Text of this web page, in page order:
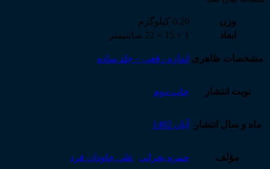
وزن
0.20 کیلوگرم
ابعاد
1 × 15 × 22 سانتیمتر
مشخصات ظاهری اندازه رقعی – جلد ساده
نوبت انتشار چاپ دوم
ماه و سال انتشار آبان 1402
مؤلف حمزه بحرانی, علی جاودان فرد